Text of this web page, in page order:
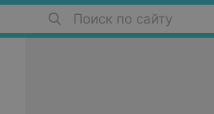
Поиск по сайту